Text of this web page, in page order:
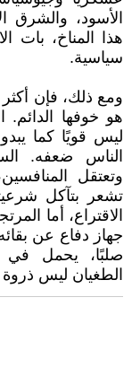
الأسود،
هذا المناخ، بات
سياسية.
ومع ذلك، فإن
هو خوفها الدائم.
ليس قويًا كما
الناس ضعفه.
وتعتقل
تشعر بتآكل
الاقتراع، أما
جهاز دفاع عن
صلبًا، يحمل في
الطغيان ليس